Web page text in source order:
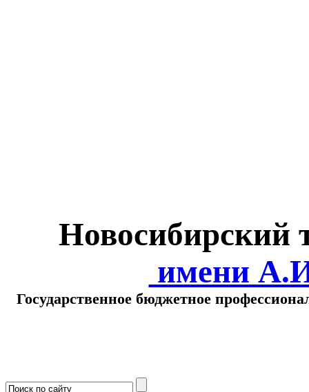
Новосибирский
имени
Государственное бюджетное